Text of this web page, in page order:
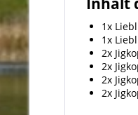
1x
1x
2x
2x
2x
2x